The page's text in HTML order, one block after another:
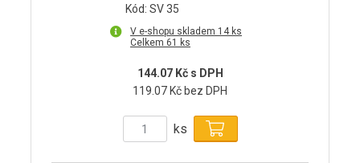
Kód: SV 35
V e-shopu skladem 14 ks
Celkem 61 ks
144.07 Kč s DPH
119.07 Kč bez DPH
ks